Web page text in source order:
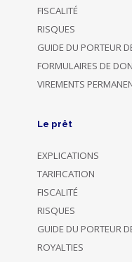
FISCALITÉ
RISQUES
GUIDE DU PORTEUR
FORMULAIRES DE
VIREMENTS
Le prêt
EXPLICATIONS
TARIFICATION
FISCALITÉ
RISQUES
GUIDE DU PORTEUR
ROYALTIES